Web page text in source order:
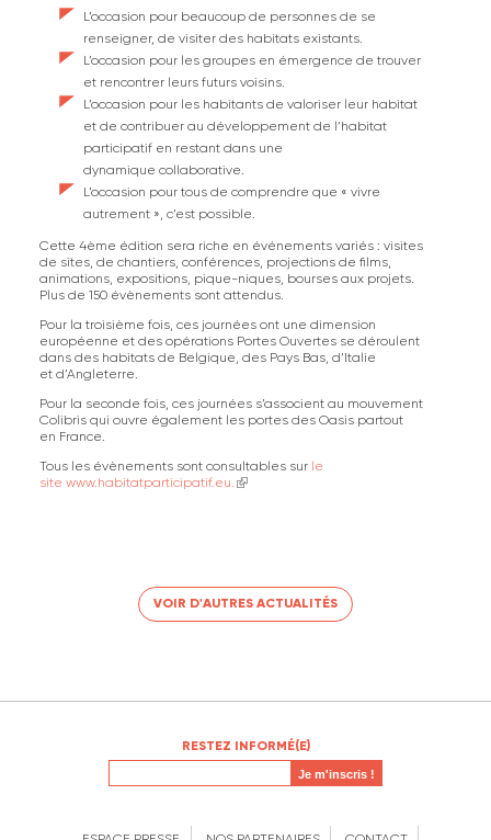
L’occasion pour beaucoup de personnes de se
renseigner, de visiter des habitats existants.
L’occasion pour les groupes en émergence de trouver
et rencontrer leurs futurs voisins.
L’occasion pour les habitants de valoriser leur habitat
et de contribuer au développement de l’habitat
participatif en restant dans une
dynamique collaborative.
L’occasion pour tous de comprendre que « vivre
autrement », c’est possible.
Cette 4ème édition sera riche en événements variés : visites
de sites, de chantiers, conférences, projections de films,
animations, expositions, pique-niques, bourses aux projets.
Plus de 150 évènements sont attendus.
Pour la troisième fois, ces journées ont une dimension
européenne et des opérations Portes Ouvertes se déroulent
dans des habitats de Belgique, des Pays Bas, d’Italie
et d’Angleterre.
Pour la seconde fois, ces journées s’associent au mouvement
Colibris qui ouvre également les portes des Oasis partout
en France.
Tous les évènements sont consultables sur le
site www.habitatparticipatif.eu. (link is external)
VOIR D'AUTRES ACTUALITÉS
RESTEZ INFORMÉ(E)